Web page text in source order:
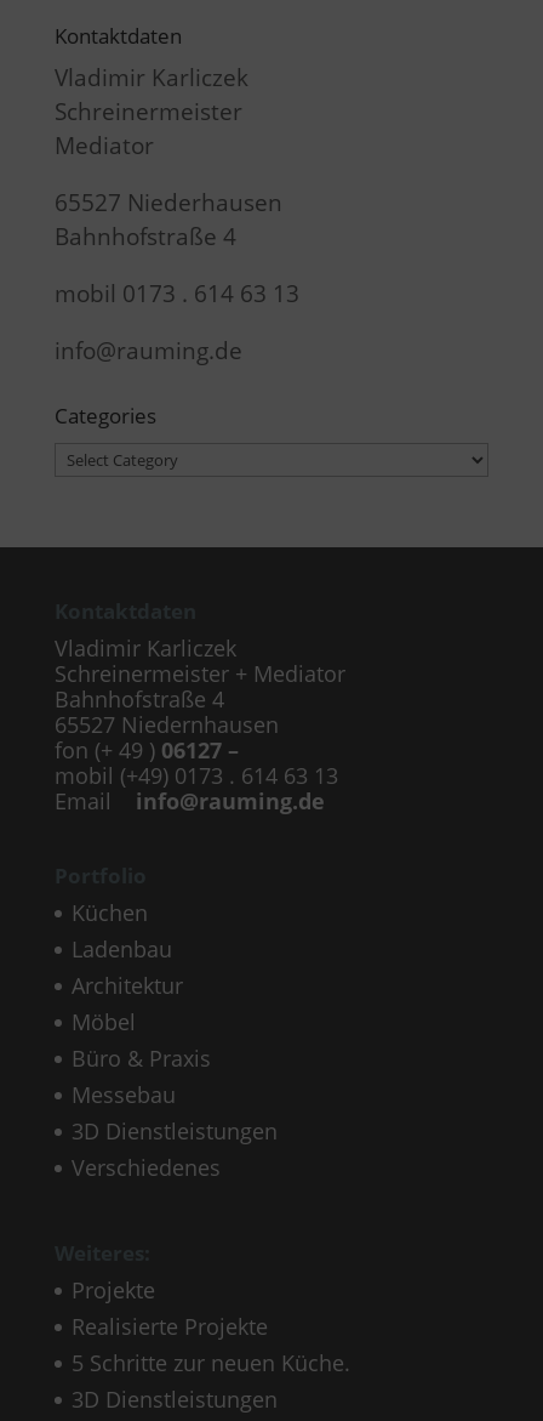
Kontaktdaten
Vladimir Karliczek
Schreinermeister
Mediator
65527 Niederhausen
Bahnhofstraße 4
mobil 0173 . 614 63 13
info@rauming.de
Categories
Categories
Vladimir Karliczek
Schreinermeister + Mediator
Bahnhofstraße 4
65527 Niedernhausen
fon (+ 49 ) 06127 –
mobil (+49) 0173 . 614 63 13
Email info@rauming.de
Küchen
Ladenbau
Architektur
Möbel
Büro & Praxis
Messebau
3D Dienstleistungen
Verschiedenes
Projekte
Realisierte Projekte
5 Schritte zur neuen Küche.
3D Dienstleistungen